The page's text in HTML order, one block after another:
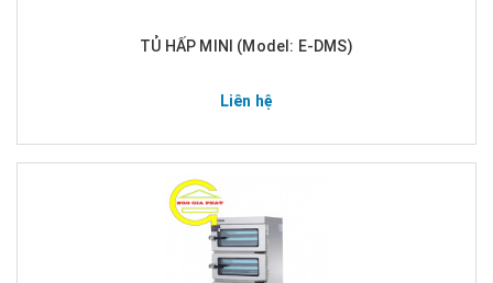
TỦ HẤP MINI (Model: E-DMS)
Liên hệ